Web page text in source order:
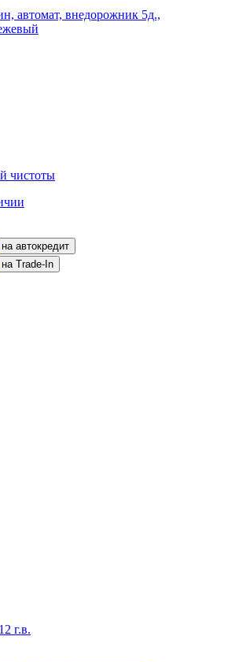
автомат, внедорожник 5д.,
чистоты
на автокредит
на Trade-In
г.в.